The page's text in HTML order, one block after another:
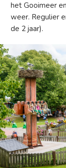
het Gooimeer
weer. Regulier
de 2 jaar).